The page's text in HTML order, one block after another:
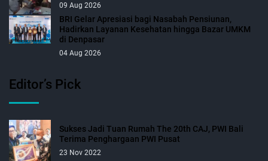
09 Aug 2026
BRI Gelar Apresiasi bagi Nasabah Pensiunan,
Hadirkan Layanan Kesehatan hingga Bazar UMKM
di Denpasar
04 Aug 2026
Editor’s Pick
Sukses Jadi Tuan Rumah The 20th CAJ, PWI Bali
Terima Penghargaan PWI Pusat
23 Nov 2022